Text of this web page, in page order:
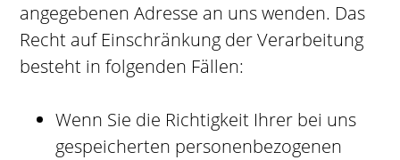
angegebenen Adresse an uns wenden. Das
Recht auf Einschränkung der Verarbeitung
besteht in folgenden Fällen:
Wenn Sie die Richtigkeit Ihrer bei uns
gespeicherten personenbezogenen